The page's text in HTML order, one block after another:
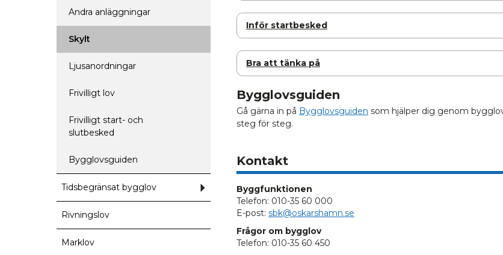
Andra anläggningar
Skylt
Ljusanordningar
Frivilligt lov
Frivilligt start- och
slutbesked
Bygglovsguiden
Tidsbegränsat bygglov
Undermeny
Tidsbegränsat
Rivningslov
Marklov
Inför startbesked
Bra att tänka på
Bygglovsguiden
Gå gärna in på Bygglovsguiden som hjälper dig genom
steg för steg.
Kontakt
Byggfunktionen
Telefon: 010-35 60 000
E-post: sbk@oskarshamn.se
Frågor om bygglov
Telefon: 010-35 60 450